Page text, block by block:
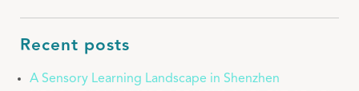
Recent posts
A Sensory Learning Landscape in Shenzhen